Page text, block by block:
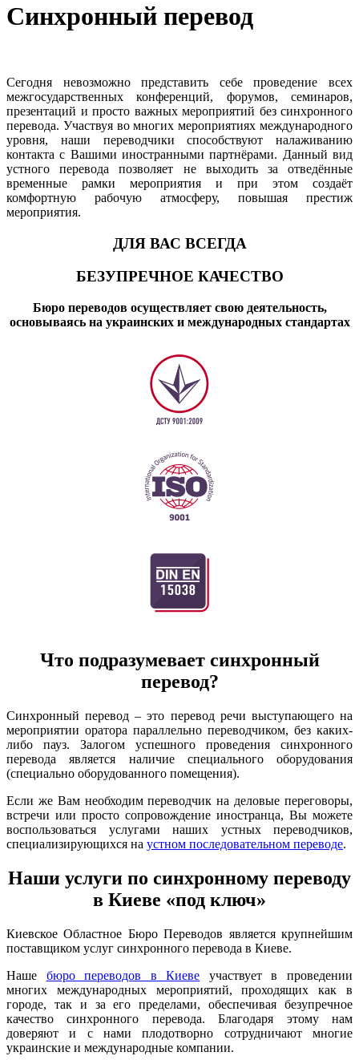
Синхронный перевод
Сегодня невозможно представить себе проведение всех
межгосударственных конференций, форумов, семинаров,
презентаций и просто важных мероприятий без синхронного
перевода. Участвуя во многих мероприятиях международного
уровня, наши переводчики способствуют налаживанию
контакта с Вашими иностранными партнёрами. Данный вид
устного перевода позволяет не выходить за отведённые
временные рамки мероприятия и при этом создаёт
комфортную рабочую атмосферу, повышая престиж
мероприятия.
ДЛЯ ВАС ВСЕГДА
БЕЗУПРЕЧНОЕ КАЧЕСТВО
Бюро переводов осуществляет свою деятельность,
основываясь на украинских и международных стандартах
Что подразумевает синхронный
перевод?
Синхронный перевод – это перевод речи выступающего на
мероприятии оратора параллельно переводчиком, без каких-
либо пауз. Залогом успешного проведения синхронного
перевода является наличие специального оборудования
(специально оборудованного помещения).
Если же Вам необходим переводчик на деловые переговоры,
встречи или просто сопровождение иностранца, Вы можете
воспользоваться услугами наших устных переводчиков,
специализирующихся на устном последовательном переводе.
Наши услуги по синхронному переводу
в Киеве «под ключ»
Киевское Областное Бюро Переводов является крупнейшим
поставщиком услуг синхронного перевода в Киеве.
Наше бюро переводов в Киеве участвует в проведении
многих международных мероприятий, проходящих как в
городе, так и за его пределами, обеспечивая безупречное
качество синхронного перевода. Благодаря этому нам
доверяют и с нами плодотворно сотрудничают многие
украинские и международные компании.